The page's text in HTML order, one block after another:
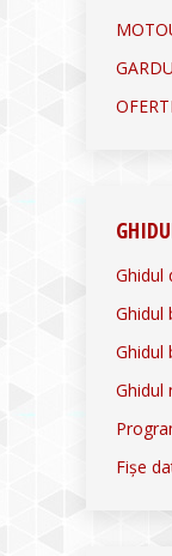
Ghidul
Ghidul
Ghidul
Ghidul
Fișe